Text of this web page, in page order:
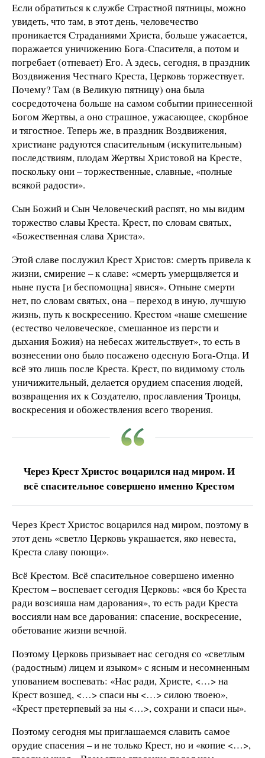
Если обратиться к службе Страстной пятницы, можно
увидеть, что там, в этот день, человечество
проникается Страданиями Христа, больше ужасается,
поражается уничижению Бога-Спасителя, а потом и
погребает (отпевает) Его. А здесь, сегодня, в праздник
Воздвижения Честнаго Креста, Церковь торжествует.
Почему? Там (в Великую пятницу) она была
сосредоточена больше на самом событии принесенной
Богом Жертвы, а оно страшное, ужасающее, скорбное
и тягостное. Теперь же, в праздник Воздвижения,
христиане радуются спасительным (искупительным)
последствиям, плодам Жертвы Христовой на Кресте,
поскольку они – торжественные, славные, «полные
всякой радости».
Сын Божий и Сын Человеческий распят, но мы видим
торжество славы Креста. Крест, по словам святых,
«Божественная слава Христа».
Этой славе послужил Крест Христов: смерть привела к
жизни, смирение – к славе: «смерть умерщвляется и
ныне пуста [и беспомощна] явися». Отныне смерти
нет, по словам святых, она – переход в иную, лучшую
жизнь, путь к воскресению. Крестом «наше смешение
(естество человеческое, смешанное из персти и
дыхания Божия) на небесах жительствует», то есть в
вознесении оно было посажено одесную Бога-Отца. И
всё это лишь после Креста. Крест, по видимому столь
уничижительный, делается орудием спасения людей,
возвращения их к Создателю, прославления Троицы,
воскресения и обожествления всего творения.
Через Крест Христос воцарился над миром. И
всё спасительное совершено именно Крестом
Через Крест Христос воцарился над миром, поэтому в
этот день «светло Церковь украшается, яко невеста,
Креста славу поющи».
Всё Крестом. Всё спасительное совершено именно
Крестом – воспевает сегодня Церковь: «вся бо Креста
ради возсияша нам дарования», то есть ради Креста
воссияли нам все дарования: спасение, воскресение,
обетование жизни вечной.
Поэтому Церковь призывает нас сегодня со «светлым
(радостным) лицем и языком» с ясным и несомненным
упованием воспевать: «Нас ради, Христе, <…> на
Крест возшед, <…> спаси ны <…> силою твоею»,
«Крест претерпевый за ны <…>, сохрани и спаси ны».
Поэтому сегодня мы приглашаемся славить самое
орудие спасения – и не только Крест, но и «копие <…>,